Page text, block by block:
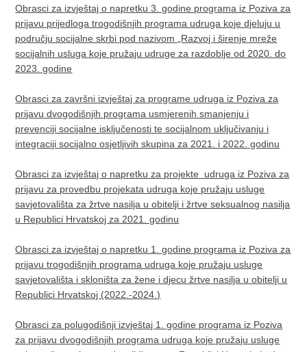
Obrasci za izvještaj o napretku 3. godine programa iz Poziva za
prijavu prijedloga trogodišnjih programa udruga koje djeluju u
području socijalne skrbi pod nazivom „Razvoj i širenje mreže
socijalnih usluga koje pružaju udruge za razdoblje od 2020. do
2023. godine
Obrasci za završni izvještaj za programe udruga iz Poziva za
prijavu dvogodišnjih programa usmjerenih smanjenju i
prevenciji socijalne isključenosti te socijalnom uključivanju i
integraciji socijalno osjetljivih skupina za 2021. i 2022. godinu
Obrasci za izvještaj o napretku za projekte udruga iz Poziva za
prijavu za provedbu projekata udruga koje pružaju usluge
savjetovališta za žrtve nasilja u obitelji i žrtve seksualnog nasilja
u Republici Hrvatskoj za 2021. godinu
Obrasci za izvještaj o napretku 1. godine programa iz Poziva za
prijavu trogodišnjih programa udruga koje pružaju usluge
savjetovališta i skloništa za žene i djecu žrtve nasilja u obitelji u
Republici Hrvatskoj (2022.-2024.)
Obrasci za polugodišnji izvještaj 1. godine programa iz Poziva
za prijavu dvogodišnjih programa udruga koje pružaju usluge